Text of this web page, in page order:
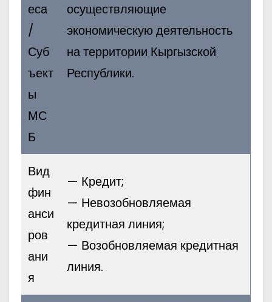
еса
/
Суб
ъект
ы
МС
Б
осуществляющие
экономическую деятельность
на территории Кыргызской
Республики.
Вид
фин
анси
ров
ани
я
— Кредит;
— Невозобновляемая
кредитная линия;
— Возобновляемая кредитная
линия.